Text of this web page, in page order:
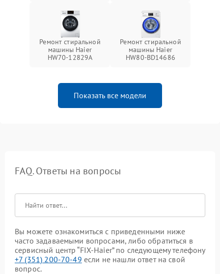
Ремонт стиральной
машины Haier
HW70-12829A
Ремонт стиральной
машины Haier
HW80-BD14686
Показать все модели
FAQ. Ответы на вопросы
Вы можете ознакомиться с приведенными ниже
часто задаваемыми вопросами, либо обратиться в
сервисный центр “FIX-Haier” по следующему телефону
+7 (351) 200-70-49 если не нашли ответ на свой
вопрос.